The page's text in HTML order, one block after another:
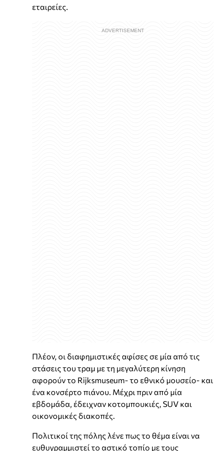
εταιρείες.
Πλέον, οι διαφημιστικές αφίσες σε μία από τις
στάσεις του τραμ με τη μεγαλύτερη κίνηση
αφορούν το Rijksmuseum- το εθνικό μουσείο- και
ένα κονσέρτο πιάνου. Μέχρι πριν από μία
εβδομάδα, έδειχναν κοτομπουκιές, SUV και
οικονομικές διακοπές.
Πολιτικοί της πόλης λένε πως το θέμα είναι να
ευθυγραμμιστεί το αστικό τοπίο με τους